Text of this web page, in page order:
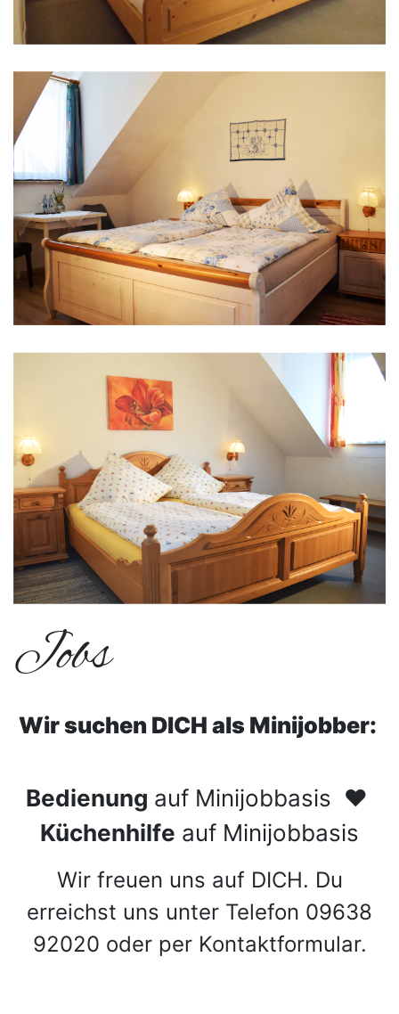
Jobs
Wir suchen DICH als Minijobber:
Bedienung auf Minijobbasis ❤️
Küchenhilfe auf Minijobbasis
Wir freuen uns auf DICH. Du
erreichst uns unter Telefon 09638
92020 oder per Kontaktformular.